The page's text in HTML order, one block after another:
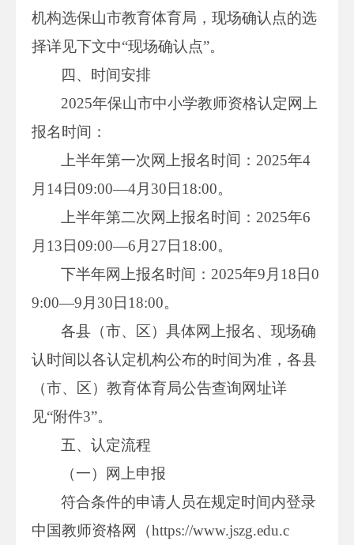
机构选保山市教育体育局，现场确认点的选
择详见下文中“现场确认点”。
四、时间安排
2025年保山市中小学教师资格认定网上
报名时间：
上半年第一次网上报名时间：2025年4
月14日09:00—4月30日18:00。
上半年第二次网上报名时间：2025年6
月13日09:00—6月27日18:00。
下半年网上报名时间：2025年9月18日0
9:00—9月30日18:00。
各县（市、区）具体网上报名、现场确
认时间以各认定机构公布的时间为准，各县
（市、区）教育体育局公告查询网址详
见“附件3”。
五、认定流程
（一）网上申报
符合条件的申请人员在规定时间内登录
中国教师资格网（https://www.jszg.edu.c